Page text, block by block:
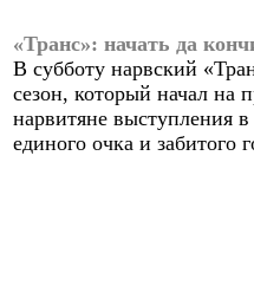
«Транс»: начать да
В субботу нарвский
сезон, который начал на
нарвитяне выступления
единого очка и забитого